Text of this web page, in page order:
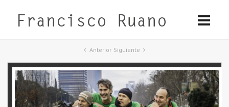
Anterior Siguiente